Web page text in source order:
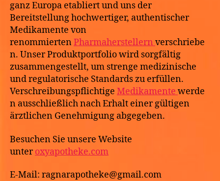
ganz Europa etabliert und uns der
Bereitstellung hochwertiger, authentischer
Medikamente von
renommiertenPharmaherstellern verschriebe
n. Unser Produktportfolio wird sorgfältig
zusammengestellt, um strenge medizinische
und regulatorische Standards zu erfüllen.
Verschreibungspflichtige Medikamente werde
n ausschließlich nach Erhalt einer gültigen
ärztlichen Genehmigung abgegeben.
Besuchen Sie unsere Website
unteroxyapotheke.com
E-Mail: ragnarapotheke@gmail.com